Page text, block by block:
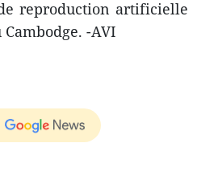
reproduction artificielle
-AVI